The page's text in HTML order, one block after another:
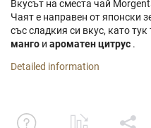
Вкусът на сместа чай
Чаят е направен от японски
със сладкия си вкус, като
манго и ароматен цитрус .
Detailed information